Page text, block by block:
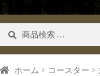
対
象:
検索
ホーム コースター